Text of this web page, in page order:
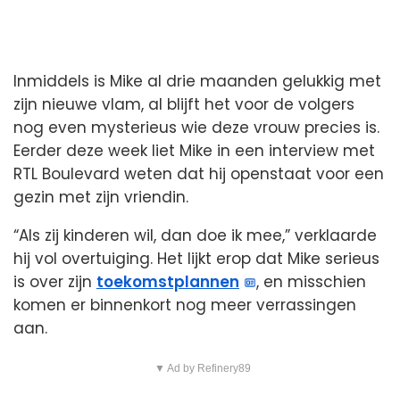
Inmiddels is Mike al drie maanden gelukkig met
zijn nieuwe vlam, al blijft het voor de volgers
nog even mysterieus wie deze vrouw precies is.
Eerder deze week liet Mike in een interview met
RTL Boulevard weten dat hij openstaat voor een
gezin met zijn vriendin.
“Als zij kinderen wil, dan doe ik mee,” verklaarde
hij vol overtuiging. Het lijkt erop dat Mike serieus
is over zijn toekomstplannen
, en misschien
komen er binnenkort nog meer verrassingen
aan.
▼ Ad by Refinery89